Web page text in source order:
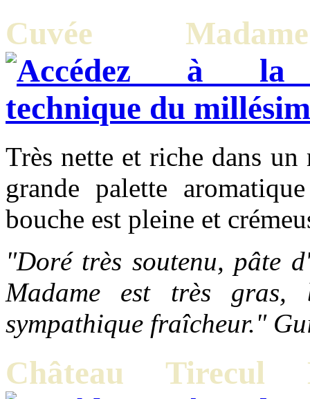
Cuvée
Très nette et riche dans
grande palette
bouche est pleine et
"Doré très soutenu, pâte
Madame est très
sympathique fraîcheur."
Château